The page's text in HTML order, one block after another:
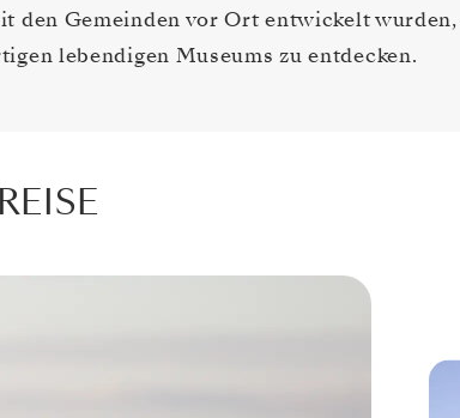
den Gemeinden vor Ort entwickelt
lebendigen Museums zu entdecken.